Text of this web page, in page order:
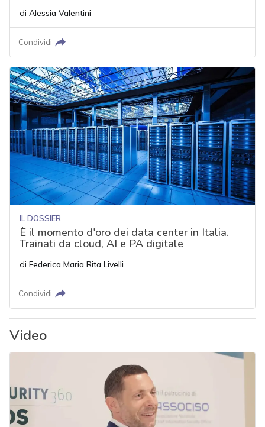
di Alessia Valentini
Condividi
IL DOSSIER
È il momento d'oro dei data center in Italia.
Trainati da cloud, AI e PA digitale
di Federica Maria Rita Livelli
Condividi
Video